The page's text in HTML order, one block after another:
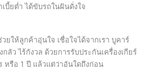
บี้ยต่ำ ได้ขับรถในฝันดั่งใจ
ยให้ลูกค้าอุ่นใจ เชื่อใจได้จากเรา บูคาร์
ลัว ไร้กังวล ด้วยการรับประกันเครื่องเกียร์
หรือ 1 ปี แล้วแต่ว่าอันใดถึงก่อน